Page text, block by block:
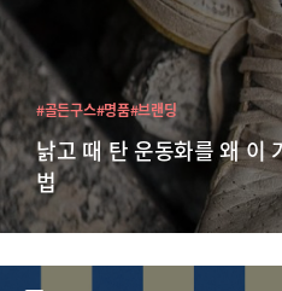
낡고 때 탄 운동화를 왜 이
법
#골든구스#명품#브랜딩